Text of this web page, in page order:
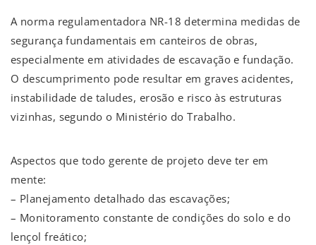
A norma regulamentadora NR-18 determina medidas de
segurança fundamentais em canteiros de obras,
especialmente em atividades de escavação e fundação.
O descumprimento pode resultar em graves acidentes,
instabilidade de taludes, erosão e risco às estruturas
vizinhas, segundo o Ministério do Trabalho.
Aspectos que todo gerente de projeto deve ter em
mente:
– Planejamento detalhado das escavações;
– Monitoramento constante de condições do solo e do
lençol freático;